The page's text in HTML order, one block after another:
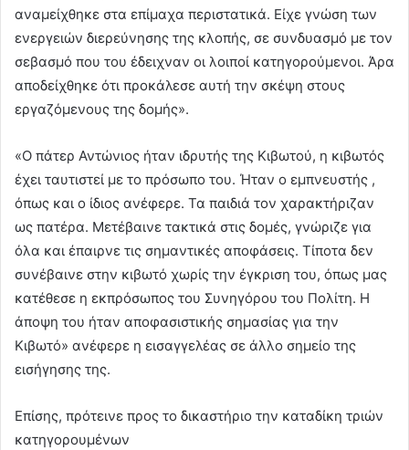
αναμείχθηκε στα επίμαχα περιστατικά. Είχε γνώση των
ενεργειών διερεύνησης της κλοπής, σε συνδυασμό με τον
σεβασμό που του έδειχναν οι λοιποί κατηγορούμενοι. Άρα
αποδείχθηκε ότι προκάλεσε αυτή την σκέψη στους
εργαζόμενους της δομής».
«Ο πάτερ Αντώνιος ήταν ιδρυτής της Κιβωτού, η κιβωτός
έχει ταυτιστεί με το πρόσωπο του. Ήταν ο εμπνευστής ,
όπως και ο ίδιος ανέφερε. Τα παιδιά τον χαρακτήριζαν
ως πατέρα. Μετέβαινε τακτικά στις δομές, γνώριζε για
όλα και έπαιρνε τις σημαντικές αποφάσεις. Τίποτα δεν
συνέβαινε στην κιβωτό χωρίς την έγκριση του, όπως μας
κατέθεσε η εκπρόσωπος του Συνηγόρου του Πολίτη. Η
άποψη του ήταν αποφασιστικής σημασίας για την
Κιβωτό» ανέφερε η εισαγγελέας σε άλλο σημείο της
εισήγησης της.
Επίσης, πρότεινε προς το δικαστήριο την καταδίκη τριών
κατηγορουμένων